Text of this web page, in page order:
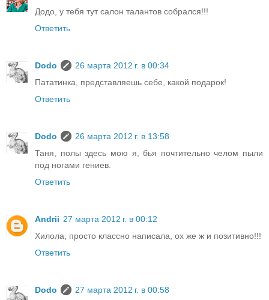
Додо, у тебя тут салон талантов собрался!!!
Ответить
Dodo
26 марта 2012 г. в 00:34
Пататинка, представляешь себе, какой подарок!
Ответить
Dodo
26 марта 2012 г. в 13:58
Таня, полы здесь мою я, бья почтительно челом пыли
под ногами гениев.
Ответить
Andrii 27 марта 2012 г. в 00:12
Хилола, просто классно написала, ох же ж и позитивно!!!
Ответить
Dodo
27 марта 2012 г. в 00:58